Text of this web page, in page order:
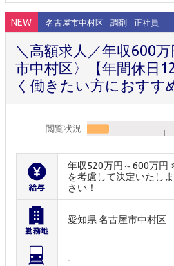
NEW 名古屋市中村区 調剤 正社員
＼高額求人／年収600
市中村区〉【年間休日
く働きたい方におすす
閲覧状況
年収520万円～600万円
を考慮して決定いたし
さい！
愛知県 名古屋市中村区
-